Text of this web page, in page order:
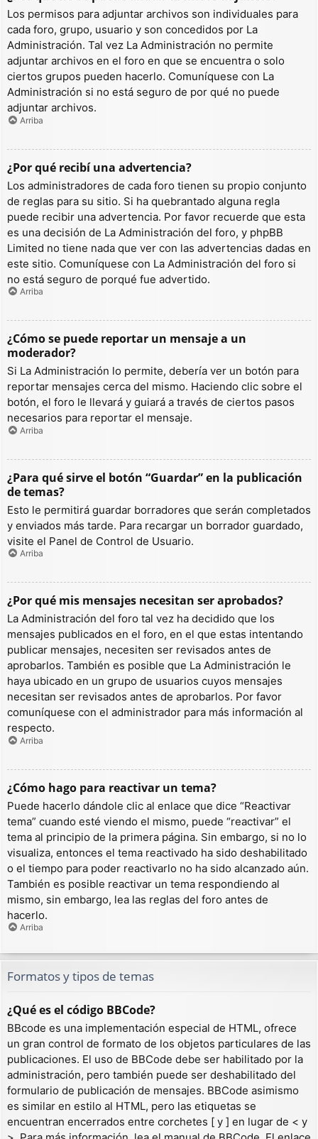
Los permisos para adjuntar archivos son individuales para
cada foro, grupo, usuario y son concedidos por La
Administración. Tal vez La Administración no permite
adjuntar archivos en el foro en que se encuentra o solo
ciertos grupos pueden hacerlo. Comuníquese con La
Administración si no está seguro de por qué no puede
adjuntar archivos.
Arriba
¿Por qué recibí una advertencia?
Los administradores de cada foro tienen su propio conjunto
de reglas para su sitio. Si ha quebrantado alguna regla
puede recibir una advertencia. Por favor recuerde que esta
es una decisión de La Administración del foro, y phpBB
Limited no tiene nada que ver con las advertencias dadas en
este sitio. Comuníquese con La Administración del foro si
no está seguro de porqué fue advertido.
Arriba
¿Cómo se puede reportar un mensaje a un
moderador?
Si La Administración lo permite, debería ver un botón para
reportar mensajes cerca del mismo. Haciendo clic sobre el
botón, el foro le llevará y guiará a través de ciertos pasos
necesarios para reportar el mensaje.
Arriba
¿Para qué sirve el botón “Guardar” en la publicación
de temas?
Esto le permitirá guardar borradores que serán completados
y enviados más tarde. Para recargar un borrador guardado,
visite el Panel de Control de Usuario.
Arriba
¿Por qué mis mensajes necesitan ser aprobados?
La Administración del foro tal vez ha decidido que los
mensajes publicados en el foro, en el que estas intentando
publicar mensajes, necesiten ser revisados antes de
aprobarlos. También es posible que La Administración le
haya ubicado en un grupo de usuarios cuyos mensajes
necesitan ser revisados antes de aprobarlos. Por favor
comuníquese con el administrador para más información al
respecto.
Arriba
¿Cómo hago para reactivar un tema?
Puede hacerlo dándole clic al enlace que dice “Reactivar
tema” cuando esté viendo el mismo, puede “reactivar” el
tema al principio de la primera página. Sin embargo, si no lo
visualiza, entonces el tema reactivado ha sido deshabilitado
o el tiempo para poder reactivarlo no ha sido alcanzado aún.
También es posible reactivar un tema respondiendo al
mismo, sin embargo, lea las reglas del foro antes de
hacerlo.
Arriba
Formatos y tipos de temas
¿Qué es el código BBCode?
BBcode es una implementación especial de HTML, ofrece
un gran control de formato de los objetos particulares de las
publicaciones. El uso de BBCode debe ser habilitado por la
administración, pero también puede ser deshabilitado del
formulario de publicación de mensajes. BBCode asimismo
es similar en estilo al HTML, pero las etiquetas se
encuentran encerrados entre corchetes [ y ] en lugar de < y